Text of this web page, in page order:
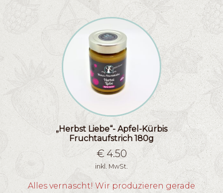
„Herbst Liebe“- Apfel-Kürbis
Fruchtaufstrich 180g
€4.50
inkl. MwSt.
Alles vernascht! Wir produzieren gerade